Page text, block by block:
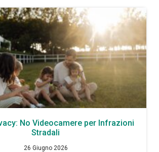
No Videocamere per Infrazioni
Stradali
26 Giugno 2026